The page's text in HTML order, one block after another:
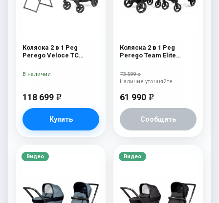
Коляска 2 в 1 Peg
Perego Veloce TC
118 699 e
Купить
В наличии
Коляска 2 в 1 Peg
Perego Team Elite
73 599 р
61 990 e
Сообщить
Наличие уточняйте
Видео Видео